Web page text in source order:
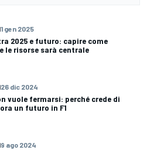
1 gen 2025
2025 e futuro: capire come
le risorse sarà centrale
26 dic 2024
vuole fermarsi: perché crede di
un futuro in F1
9 ago 2024